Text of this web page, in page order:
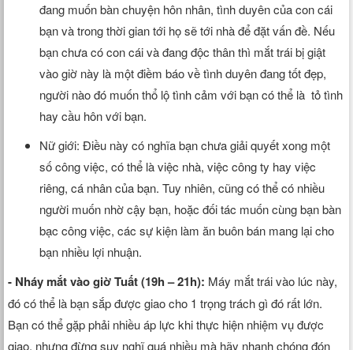
đang muốn bàn chuyện hôn nhân, tình duyên của con cái
bạn và trong thời gian tới họ sẽ tới nhà để đặt vấn đề. Nếu
bạn chưa có con cái và đang độc thân thì mắt trái bị giật
vào giờ này là một điềm báo về tình duyên đang tốt đẹp,
người nào đó muốn thổ lộ tình cảm với bạn có thể là tỏ tình
hay cầu hôn với bạn.
Nữ giới: Điều này có nghĩa bạn chưa giải quyết xong một
số công việc, có thể là việc nhà, việc công ty hay việc
riêng, cá nhân của bạn. Tuy nhiên, cũng có thể có nhiều
người muốn nhờ cậy bạn, hoặc đối tác muốn cùng bạn bàn
bạc công việc, các sự kiện làm ăn buôn bán mang lại cho
bạn nhiều lợi nhuận.
- Nháy mắt vào giờ Tuất (19h – 21h): Máy mắt trái vào lúc này,
đó có thể là bạn sắp được giao cho 1 trọng trách gì đó rất lớn.
Bạn có thể gặp phải nhiều áp lực khi thực hiện nhiệm vụ được
giao, nhưng đừng suy nghĩ quá nhiều mà hãy nhanh chóng đón